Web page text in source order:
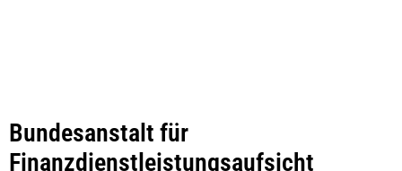
Bundesanstalt für
Finanzdienstleistungsaufsicht